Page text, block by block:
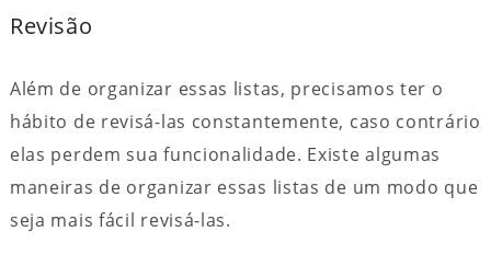
Revisão
Além de organizar essas listas, precisamos ter o
hábito de revisá-las constantemente, caso contrário
elas perdem sua funcionalidade. Existe algumas
maneiras de organizar essas listas de um modo que
seja mais fácil revisá-las.